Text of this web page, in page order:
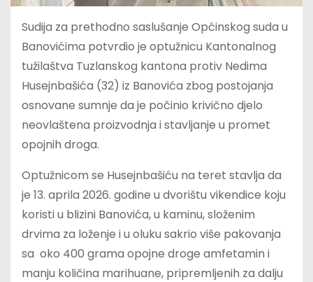
Sudija za prethodno saslušanje Općinskog suda u
Banovićima potvrdio je optužnicu Kantonalnog
tužilaštva Tuzlanskog kantona protiv Nedima
Husejnbašića (32) iz Banovića zbog postojanja
osnovane sumnje da je počinio krivično djelo
neovlaštena proizvodnja i stavljanje u promet
opojnih droga.
Optužnicom se Husejnbašiću na teret stavlja da
je 13. aprila 2026. godine u dvorištu vikendice koju
koristi u blizini Banovića, u kaminu, složenim
drvima za loženje i u oluku sakrio više pakovanja
sa oko 400 grama opojne droge amfetamin i
manju količina marihuane, pripremljenih za dalju